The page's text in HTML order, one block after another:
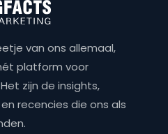
van ons allemaal,
platform voor
zijn de insights,
recencies die ons als